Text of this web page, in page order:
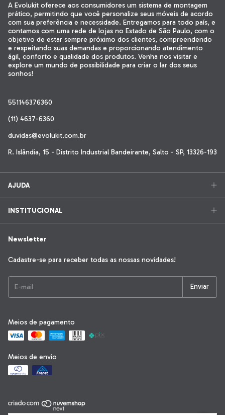
A Evolukit oferece aos consumidores um sistema de montagem
prático, permitindo que você personalize seus móveis de acordo
com sua preferência e necessidade. Entregamos para todo país, e
contamos com uma rede de lojas no Estado de São Paulo, com o
objetivo de estar sempre próximo dos clientes, compreendendo
e respeitando suas demandas e proporcionando atendimento
ágil, conforto e qualidade dos produtos. Venha nos visitar e
explore um mundo de possibilidade para criar o lar dos seus
sonhos!
551146376360
(11) 4637-6360
duvidas@evolukit.com.br
R. Islândia, 15 - Distrito Industrial Bandeirante, Salto - SP, 13326-193
AJUDA
INSTITUCIONAL
Newsletter
Cadastre-se para receber todas as nossas novidades!
Meios de pagamento
Meios de envio